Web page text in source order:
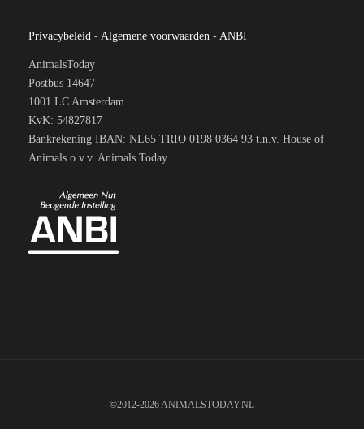
Privacybeleid - Algemene voorwaarden - ANBI
AnimalsToday
Postbus 14647
1001 LC Amsterdam
KvK: 54827817
Bankrekening IBAN: NL65 TRIO 0198 0364 93 t.n.v. House of
Animals o.v.v. Animals Today
©2012-2026 ANIMALSTODAY.NL